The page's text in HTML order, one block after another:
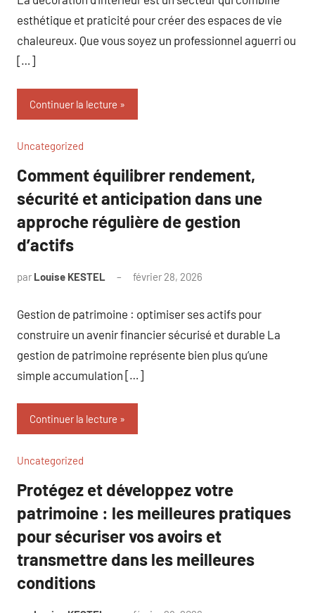
esthétique et praticité pour créer des espaces de vie
chaleureux. Que vous soyez un professionnel aguerri ou
[…]
Continuer la lecture
Uncategorized
Comment équilibrer rendement,
sécurité et anticipation dans une
approche régulière de gestion
d’actifs
par Louise KESTEL février 28, 2026
Gestion de patrimoine : optimiser ses actifs pour
construire un avenir financier sécurisé et durable La
gestion de patrimoine représente bien plus qu’une
simple accumulation […]
Continuer la lecture
Uncategorized
Protégez et développez votre
patrimoine : les meilleures pratiques
pour sécuriser vos avoirs et
transmettre dans les meilleures
conditions